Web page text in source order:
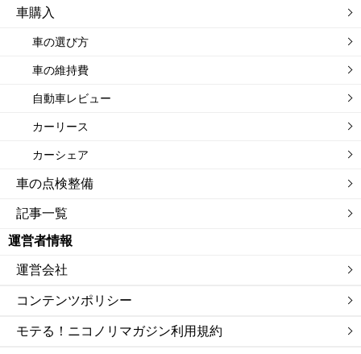
車購入
車の選び方
車の維持費
自動車レビュー
カーリース
カーシェア
車の点検整備
記事一覧
運営者情報
運営会社
コンテンツポリシー
モテる！ニコノリマガジン利用規約